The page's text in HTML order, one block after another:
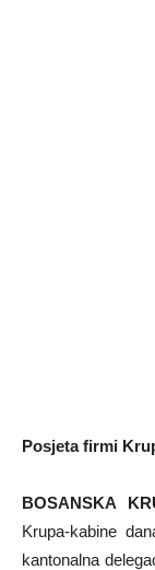
Posjeta firmi
BOSANSKA
Krupa-kabine
kantonalna